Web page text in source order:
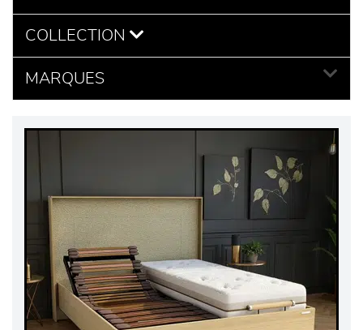
décoration
COLLECTION
MARQUES